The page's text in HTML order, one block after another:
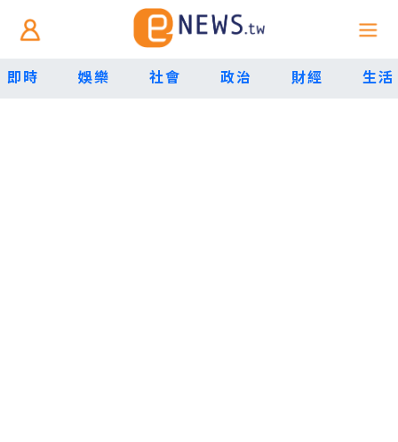
即時 娛樂 社會 政治 財經 生活